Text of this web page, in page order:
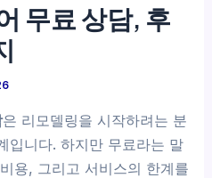
무료 상담, 후
은 리모델링을 시작하려는 분
입니다. 하지만 무료라는 말
용, 그리고 서비스의 한계를